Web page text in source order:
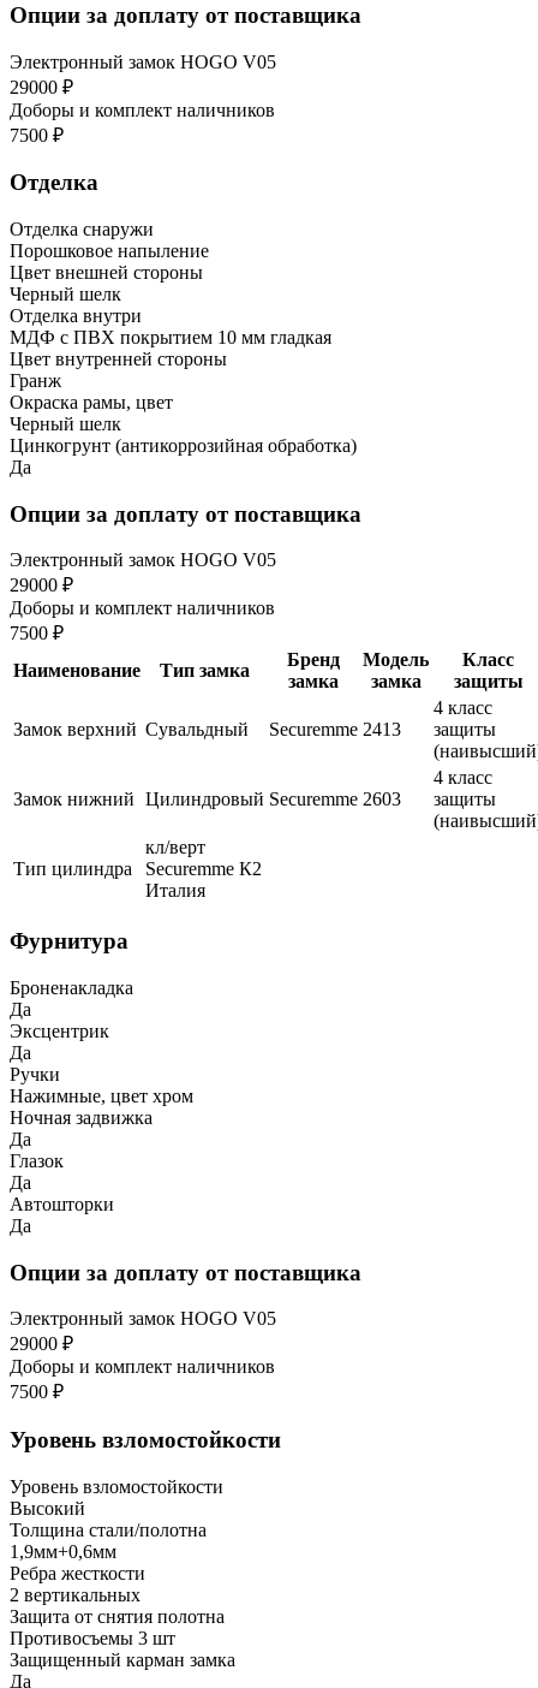
Опции за доплату от поставщика
Электронный замок HOGO V05
29000 ₽
Доборы и комплект наличников
7500 ₽
Отделка
Отделка снаружи
Порошковое напыление
Цвет внешней стороны
Черный шелк
Отделка внутри
МДФ с ПВХ покрытием 10 мм гладкая
Цвет внутренней стороны
Гранж
Окраска рамы, цвет
Черный шелк
Цинкогрунт (антикоррозийная обработка)
Да
Опции за доплату от поставщика
Электронный замок HOGO V05
29000 ₽
Доборы и комплект наличников
7500 ₽
Наименование
Тип замка
Бренд
замка
Модель
замка
Класс
защиты
Замок верхний Сувальдный Securemme 2413
4 класс
защиты
Замок нижний Цилиндровый Securemme 2603
4 класс
защиты
Тип цилиндра
кл/верт
Securemme К2
Италия
Фурнитура
Броненакладка
Да
Эксцентрик
Да
Ручки
Нажимные, цвет хром
Ночная задвижка
Да
Глазок
Да
Автошторки
Да
Опции за доплату от поставщика
Электронный замок HOGO V05
29000 ₽
Доборы и комплект наличников
7500 ₽
Уровень взломостойкости
Уровень взломостойкости
Высокий
Толщина стали/полотна
1,9мм+0,6мм
Ребра жесткости
2 вертикальных
Защита от снятия полотна
Противосъемы 3 шт
Защищенный карман замка
Да